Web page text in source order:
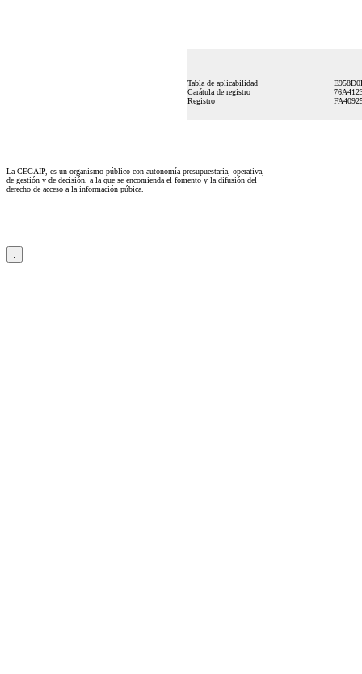
Tabla de aplicabilidad
Carátula de registro
Registro
La CEGAIP, es un organismo público con autonomía presupuestaria, operativa,
de gestión y de decisión, a la que se encomienda el fomento y la difusión del
derecho de acceso a la información púbica.